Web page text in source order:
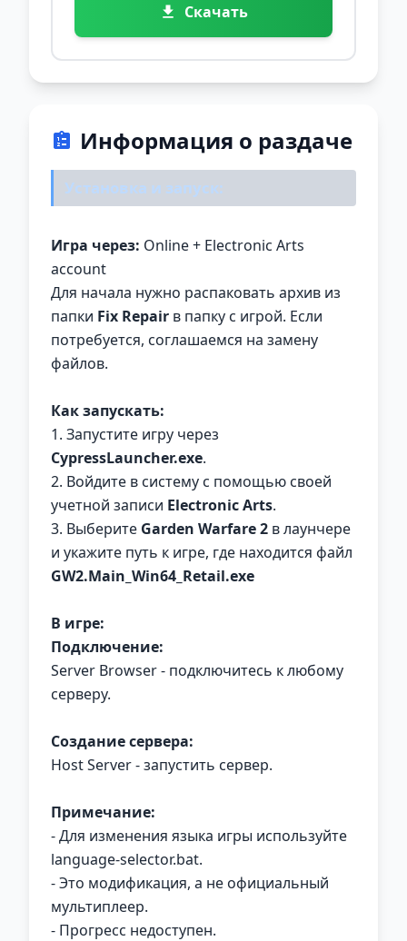
Скачать
Информация о раздаче
Установка и запуск:
Игра через: Online + Electronic Arts
account
Для начала нужно распаковать архив из
папки Fix Repair в папку с игрой. Если
потребуется, соглашаемся на замену
файлов.
Как запускать:
1. Запустите игру через
CypressLauncher.exe.
2. Войдите в систему с помощью своей
учетной записи Electronic Arts.
3. Выберите Garden Warfare 2 в лаунчере
и укажите путь к игре, где находится файл
GW2.Main_Win64_Retail.exe
В игре:
Подключение:
Server Browser - подключитесь к любому
серверу.
Создание сервера:
Host Server - запустить сервер.
Примечание:
- Для изменения языка игры используйте
language-selector.bat.
- Это модификация, а не официальный
мультиплеер.
- Прогресс недоступен.